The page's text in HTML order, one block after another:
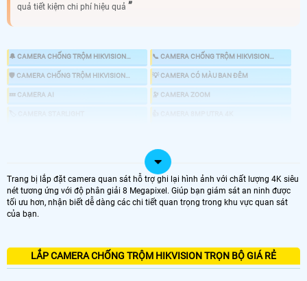
quả tiết kiệm chi phí hiệu quả
🔔 CAMERA CHỐNG TRỘM HIKVISION
KBVISION
📞 CAMERA CHỐNG TRỘM HIKVISION
HIKVISION
🛡 CAMERA CHỐNG TRỘM HIKVISION
💡 CAMERA CÓ MÀU BAN ĐÊM
💤 CAMERA AI 🔭 CAMERA ZOOM
📸 LẮP CAMERA CÓ BÁO ĐỘNG CHỐNG TRỘM
LOẠI CAMERA IP
🌐 Bộ 4 Camera Chống Trộm
Trang bị lắp đặt camera quan sát hỗ trợ ghi lại hình ảnh với chất lượng 4K siêu
nét tương ứng với độ phân giải 8 Megapixel. Giúp bạn giám sát an ninh được
tối ưu hơn, nhận biết dễ dàng các chi tiết quan trọng trong khu vực quan sát
của bạn.
LẮP CAMERA CHỐNG TRỘM HIKVISION TRỌN BỘ GIÁ RẺ